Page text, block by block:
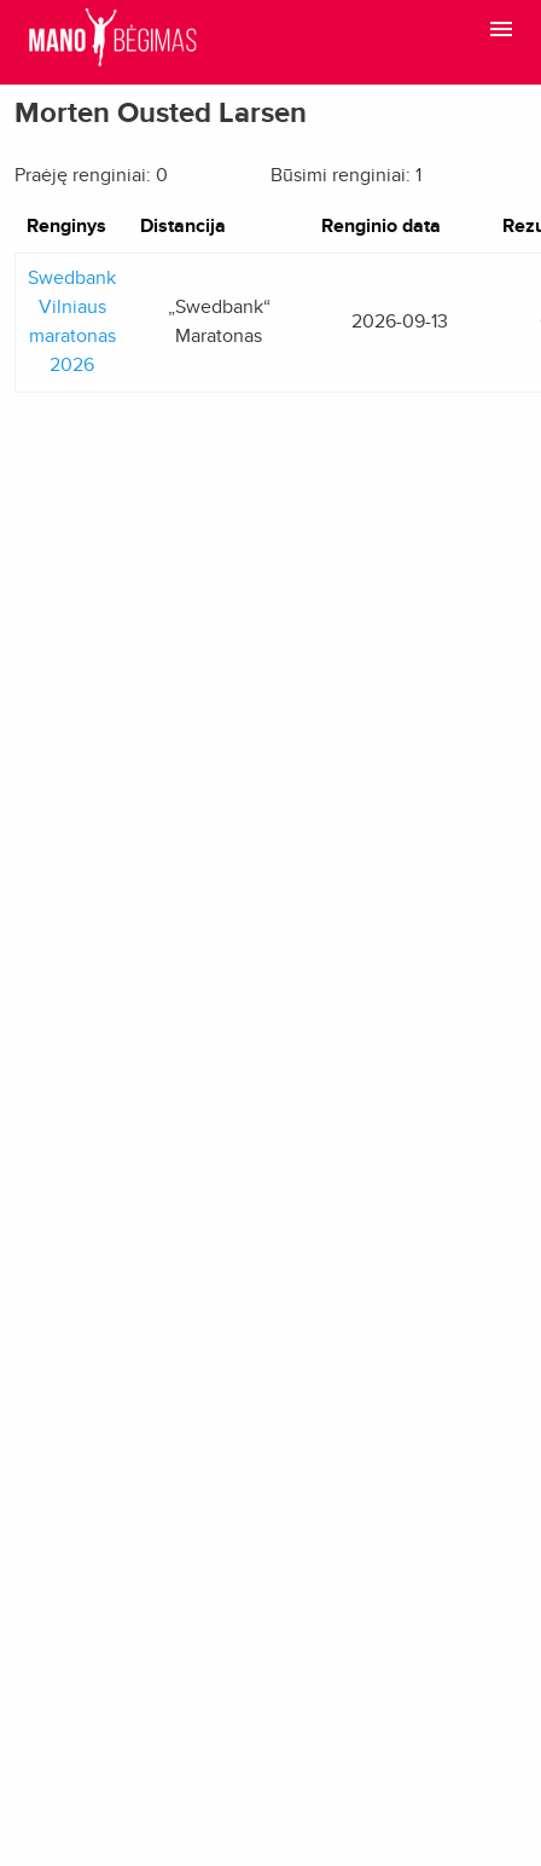
Morten Ousted Larsen
Praėję renginiai: 0 Būsimi renginiai: 1
Renginys Distancija Renginio data
Swedbank
Vilniaus
maratonas
2026
„Swedbank“
Maratonas
2026-09-13